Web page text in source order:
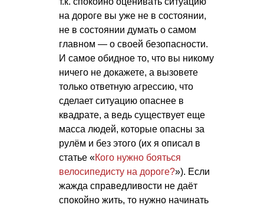
на дороге вы уже не в состоянии,
не в состоянии думать о самом
главном — о своей безопасности.
И самое обидное то, что вы никому
ничего не докажете, а вызовете
только ответную агрессию, что
сделает ситуацию опаснее в
квадрате, а ведь существует еще
масса людей, которые опасны за
рулём и без этого (их я описал в
статье «Кого нужно бояться
велосипедисту на дороге?»). Если
жажда справедливости не даёт
спокойно жить, то нужно начинать